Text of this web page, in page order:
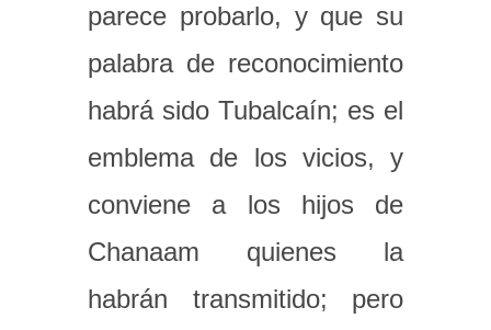
parece probarlo, y que su
palabra de reconocimiento
habrá sido Tubalcaín; es el
emblema de los vicios, y
conviene a los hijos de
Chanaam quienes la
habrán transmitido; pero